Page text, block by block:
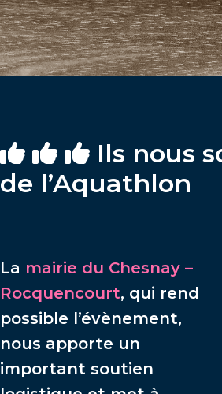
Ils nous
de l’Aquathlon
La mairie du Chesnay –
Rocquencourt, qui rend
possible l’évènement,
nous apporte un
important soutien